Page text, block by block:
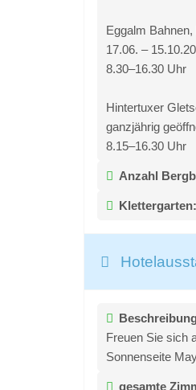
Eggalm
17.06. –
8.30–16.30 Uhr
Hintertuxer
ganzjährig
8.15–16.30 Uhr
Anzahl
Klettergarten:
Freuen Sie sich
Sonnenseite
gesamte